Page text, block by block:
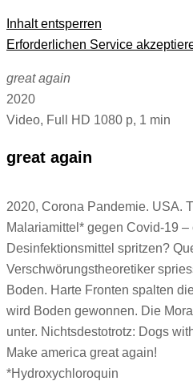
Inhalt entsperren
Erforderlichen Service
great again
2020
Video, Full HD 1080 p, 1 min
great again
2020, Corona Pandemie. USA.
Malariamittel* gegen Covid-19
Desinfektionsmittel spritzen?
Verschwörungstheoretiker
Boden. Harte Fronten spalten
wird Boden gewonnen. Die
unter. Nichtsdestotrotz: Dogs
Make america great again!
*Hydroxychloroquin